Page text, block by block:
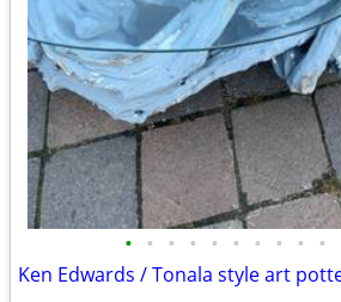
• • • • • • • • • •
Ken Edwards / Tonala style art